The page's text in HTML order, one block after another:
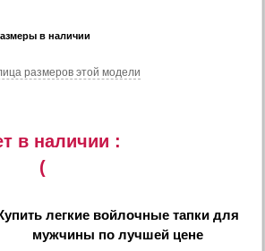
в наличии
размеров этой модели
в наличии :
(
легкие войлочные тапки для
мужчины по лучшей цене